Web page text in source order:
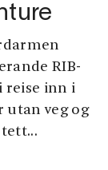
RIB-
reise inn i
utan veg og